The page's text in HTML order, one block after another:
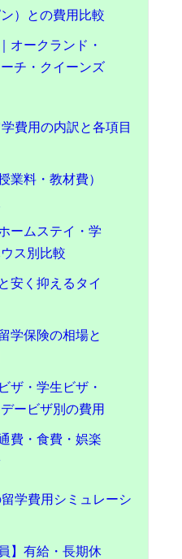
）との費用比較
オークランド・
チ・クイーンズ
費用の内訳と各項目
業料・教材費）
ームステイ・学
ス別比較
安く抑えるタイ
学保険の相場と
ザ・学生ビザ・
ービザ別の費用
費・食費・娯楽
学費用シミュレーシ
】有給・長期休